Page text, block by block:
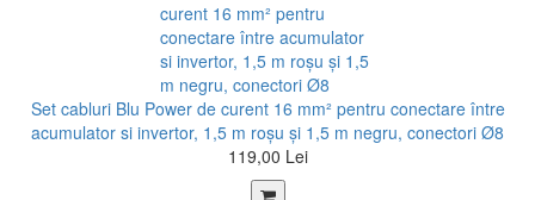
Set cabluri Blu Power de curent 16 mm² pentru conectare între
acumulator si invertor, 1,5 m roșu şi 1,5 m negru, conectori Ø8
119,00 Lei